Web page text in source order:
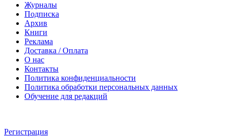
Журналы
Подписка
Архив
Книги
Реклама
Доставка / Оплата
О нас
Контакты
Политика конфиденциальности
Политика обработки персональных данных
Обучение для редакций
Регистрация